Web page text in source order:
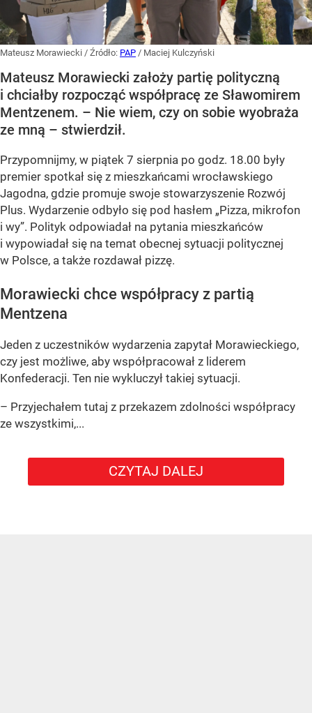
Mateusz Morawiecki / Źródło: PAP / Maciej Kulczyński
Mateusz Morawiecki założy partię polityczną
i chciałby rozpocząć współpracę ze Sławomirem
Mentzenem. – Nie wiem, czy on sobie wyobraża
ze mną – stwierdził.
Przypomnijmy, w piątek 7 sierpnia po godz. 18.00 były
premier spotkał się z mieszkańcami wrocławskiego
Jagodna, gdzie promuje swoje stowarzyszenie Rozwój
Plus. Wydarzenie odbyło się pod hasłem „Pizza, mikrofon
i wy”. Polityk odpowiadał na pytania mieszkańców
i wypowiadał się na temat obecnej sytuacji politycznej
w Polsce, a także rozdawał pizzę.
Morawiecki chce współpracy z partią
Mentzena
Jeden z uczestników wydarzenia zapytał Morawieckiego,
czy jest możliwe, aby współpracował z liderem
Konfederacji. Ten nie wykluczył takiej sytuacji.
– Przyjechałem tutaj z przekazem zdolności współpracy
ze wszystkimi,...
CZYTAJ DALEJ